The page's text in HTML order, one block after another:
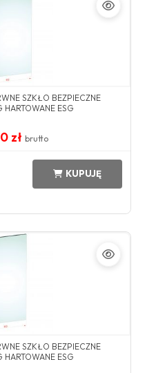
SZKŁO BEZPIECZNE
HARTOWANE ESG
zł brutto
KUPUJĘ
SZKŁO BEZPIECZNE
HARTOWANE ESG